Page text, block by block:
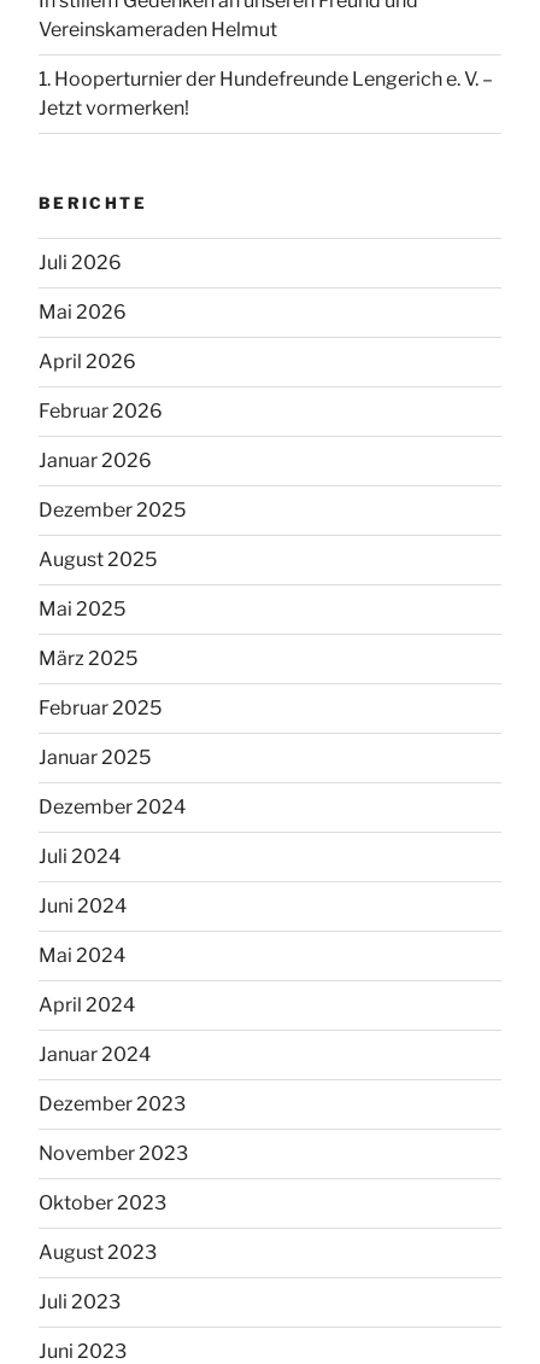
Vereinskameraden Helmut
1. Hooperturnier der Hundefreunde Lengerich e. V. –
Jetzt vormerken!
BERICHTE
Juli 2026
Mai 2026
April 2026
Februar 2026
Januar 2026
Dezember 2025
August 2025
Mai 2025
März 2025
Februar 2025
Januar 2025
Dezember 2024
Juli 2024
Juni 2024
Mai 2024
April 2024
Januar 2024
Dezember 2023
November 2023
Oktober 2023
August 2023
Juli 2023
Juni 2023